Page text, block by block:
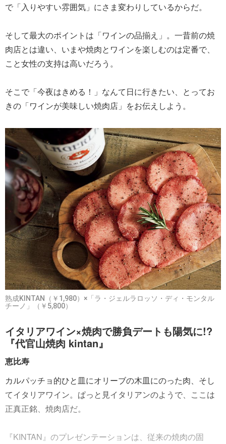
で「入りやすい雰囲気」にさま変わりしているからだ。
そして最大のポイントは「ワインの品揃え」。一昔前の焼
肉店とは違い、いまや焼肉とワインを楽しむのは定番で、
こと女性の支持は高いだろう。
そこで「今夜はきめる！」なんて日に行きたい、とってお
きの「ワインが美味しい焼肉店」をお伝えしよう。
熟成KINTAN（￥1,980）×「ラ・ジェルラロッソ・ディ・モンタル
チーノ」（￥5,800）
イタリアワイン×焼肉で勝負デートも陽気に!?
『代官山焼肉 kintan』
恵比寿
カルパッチョ的ひと皿にオリーブの木皿にのった肉、そし
てイタリアワイン。ぱっと見イタリアンのようで、ここは
正真正銘、焼肉店だ。
『KINTAN』のプレゼンテーションは、従来の焼肉の固